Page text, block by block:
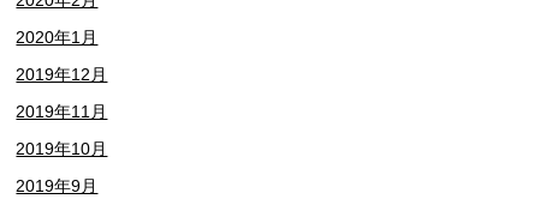
2020年1月
2019年12月
2019年11月
2019年10月
2019年9月